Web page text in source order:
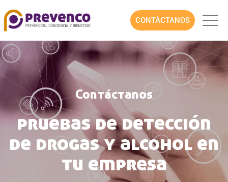
CONTÁCTANOS
Contáctanos
pruebas de detección
de drogas y alcohol en
tu empresa